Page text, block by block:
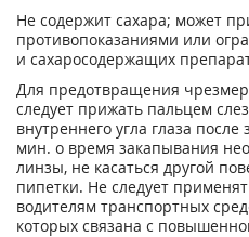
Не содержит сахара; может
противопоказаниями или
и сахаросодержащих
Для предотвращения
следует прижать пальцем
внутреннего угла глаза
мин. о время закапывания
линзы, не касаться другой
пипетки. Не следует
водителям транспортных
которых связана с